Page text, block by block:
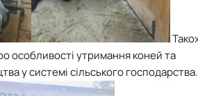
особливості утримання коней та
у системі сільського господарства.